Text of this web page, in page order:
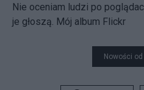
Nie oceniam ludzi po
je głoszą. Mój album Flickr
Nowości